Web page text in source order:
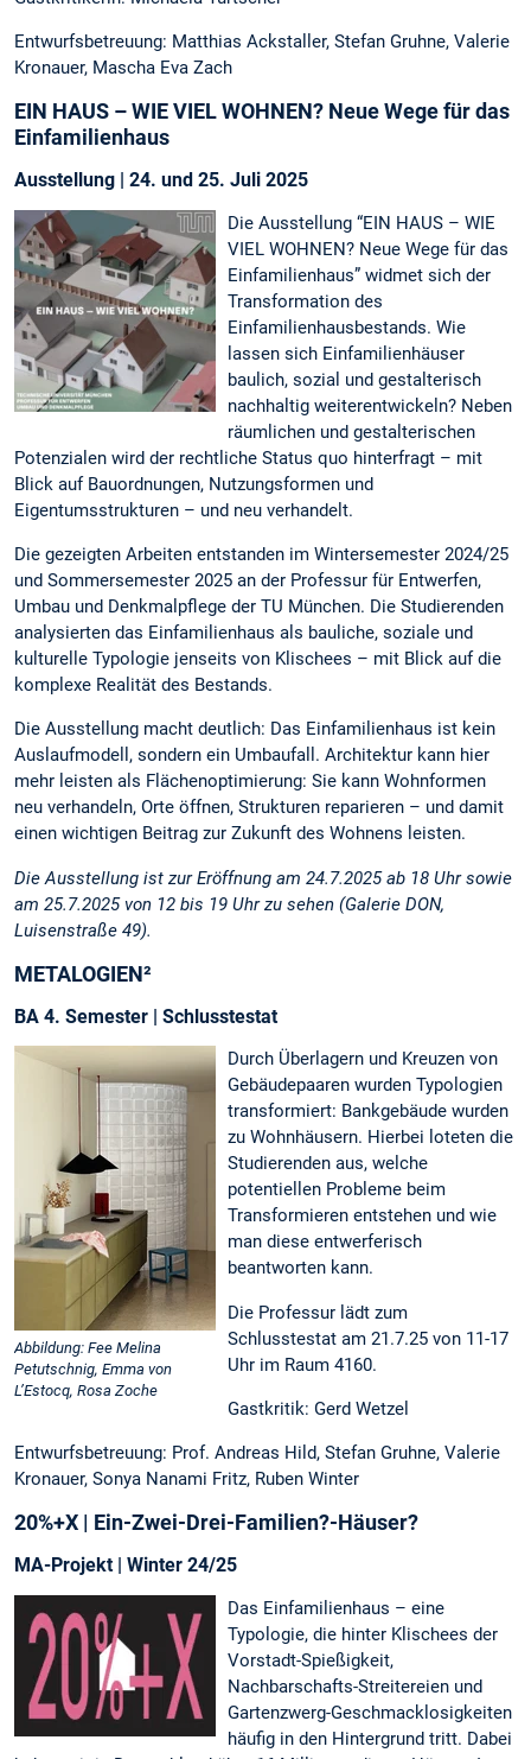
Entwurfsbetreuung: Matthias Ackstaller, Stefan Gruhne, Valerie
Kronauer, Mascha Eva Zach
EIN HAUS – WIE VIEL WOHNEN? Neue Wege für das
Einfamilienhaus
Ausstellung | 24. und 25. Juli 2025
Die Ausstellung “EIN HAUS – WIE
VIEL WOHNEN? Neue Wege für das
Einfamilienhaus” widmet sich der
Transformation des
Einfamilienhausbestands. Wie
lassen sich Einfamilienhäuser
baulich, sozial und gestalterisch
nachhaltig weiterentwickeln? Neben
räumlichen und gestalterischen
Potenzialen wird der rechtliche Status quo hinterfragt – mit
Blick auf Bauordnungen, Nutzungsformen und
Eigentumsstrukturen – und neu verhandelt.
Die gezeigten Arbeiten entstanden im Wintersemester 2024/25
und Sommersemester 2025 an der Professur für Entwerfen,
Umbau und Denkmalpflege der TU München. Die Studierenden
analysierten das Einfamilienhaus als bauliche, soziale und
kulturelle Typologie jenseits von Klischees – mit Blick auf die
komplexe Realität des Bestands.
Die Ausstellung macht deutlich: Das Einfamilienhaus ist kein
Auslaufmodell, sondern ein Umbaufall. Architektur kann hier
mehr leisten als Flächenoptimierung: Sie kann Wohnformen
neu verhandeln, Orte öffnen, Strukturen reparieren – und damit
einen wichtigen Beitrag zur Zukunft des Wohnens leisten.
Die Ausstellung ist zur Eröffnung am 24.7.2025 ab 18 Uhr sowie
am 25.7.2025 von 12 bis 19 Uhr zu sehen (Galerie DON,
Luisenstraße 49).
METALOGIEN²
BA 4. Semester | Schlusstestat
Abbildung: Fee Melina
Petutschnig, Emma von
L’Estocq, Rosa Zoche
Durch Überlagern und Kreuzen von
Gebäudepaaren wurden Typologien
transformiert: Bankgebäude wurden
zu Wohnhäusern. Hierbei loteten die
Studierenden aus, welche
potentiellen Probleme beim
Transformieren entstehen und wie
man diese entwerferisch
beantworten kann.
Die Professur lädt zum
Schlusstestat am 21.7.25 von 11-17
Uhr im Raum 4160.
Gastkritik: Gerd Wetzel
Entwurfsbetreuung: Prof. Andreas Hild, Stefan Gruhne, Valerie
Kronauer, Sonya Nanami Fritz, Ruben Winter
20%+X | Ein-Zwei-Drei-Familien?-Häuser?
MA-Projekt | Winter 24/25
Das Einfamilienhaus – eine
Typologie, die hinter Klischees der
Vorstadt-Spießigkeit,
Nachbarschafts-Streitereien und
Gartenzwerg-Geschmacklosigkeiten
häufig in den Hintergrund tritt. Dabei